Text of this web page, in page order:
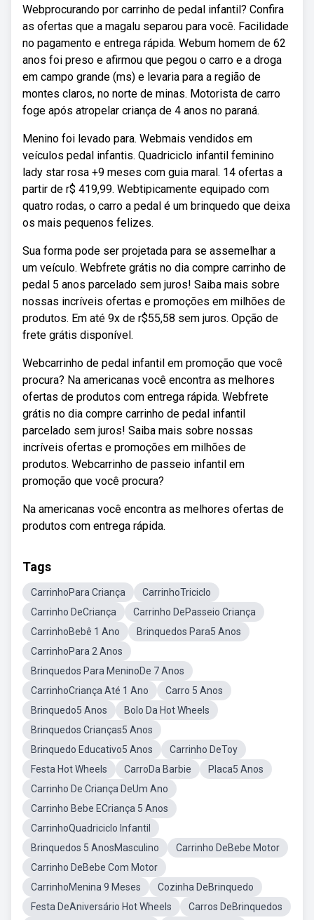
Webprocurando por carrinho de pedal infantil? Confira
as ofertas que a magalu separou para você. Facilidade
no pagamento e entrega rápida. Webum homem de 62
anos foi preso e afirmou que pegou o carro e a droga
em campo grande (ms) e levaria para a região de
montes claros, no norte de minas. Motorista de carro
foge após atropelar criança de 4 anos no paraná.
Menino foi levado para. Webmais vendidos em
veículos pedal infantis. Quadriciclo infantil feminino
lady star rosa +9 meses com guia maral. 14 ofertas a
partir de r$ 419,99. Webtipicamente equipado com
quatro rodas, o carro a pedal é um brinquedo que deixa
os mais pequenos felizes.
Sua forma pode ser projetada para se assemelhar a
um veículo. Webfrete grátis no dia compre carrinho de
pedal 5 anos parcelado sem juros! Saiba mais sobre
nossas incríveis ofertas e promoções em milhões de
produtos. Em até 9x de r$55,58 sem juros. Opção de
frete grátis disponível.
Webcarrinho de pedal infantil em promoção que você
procura? Na americanas você encontra as melhores
ofertas de produtos com entrega rápida. Webfrete
grátis no dia compre carrinho de pedal infantil
parcelado sem juros! Saiba mais sobre nossas
incríveis ofertas e promoções em milhões de
produtos. Webcarrinho de passeio infantil em
promoção que você procura?
Na americanas você encontra as melhores ofertas de
produtos com entrega rápida.
Tags
CarrinhoPara Criança
CarrinhoTriciclo
Carrinho DeCriança
Carrinho DePasseio Criança
CarrinhoBebê 1 Ano
Brinquedos Para5 Anos
CarrinhoPara 2 Anos
Brinquedos Para MeninoDe 7 Anos
CarrinhoCriança Até 1 Ano
Carro 5 Anos
Brinquedo5 Anos
Bolo Da Hot Wheels
Brinquedos Crianças5 Anos
Brinquedo Educativo5 Anos
Carrinho DeToy
Festa Hot Wheels
CarroDa Barbie
Placa5 Anos
Carrinho De Criança DeUm Ano
Carrinho Bebe ECriança 5 Anos
CarrinhoQuadriciclo Infantil
Brinquedos 5 AnosMasculino
Carrinho DeBebe Motor
Carrinho DeBebe Com Motor
CarrinhoMenina 9 Meses
Cozinha DeBrinquedo
Festa DeAniversário Hot Wheels
Carros DeBrinquedos